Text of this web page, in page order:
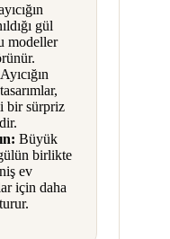
gül
modeller
Ayıcığın
bir sürpriz
Büyük
birlikte
ev
için daha